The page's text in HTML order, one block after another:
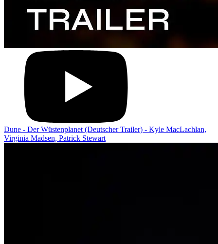
Dune - Der Wüstenplanet (Deutscher Trailer) - Kyle MacLachlan,
Virginia Madsen, Patrick Stewart